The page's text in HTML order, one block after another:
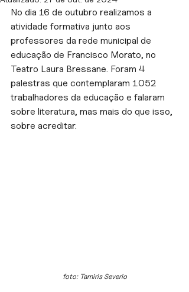
No dia 16 de outubro realizamos a
atividade formativa junto aos
professores da rede municipal de
educação de Francisco Morato, no
Teatro Laura Bressane. Foram 4
palestras que contemplaram 1.052
trabalhadores da educação e falaram
sobre literatura, mas mais do que isso,
sobre acreditar.
foto: Tamiris Severio